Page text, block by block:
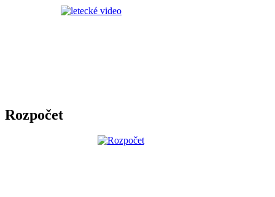
Rozpočet